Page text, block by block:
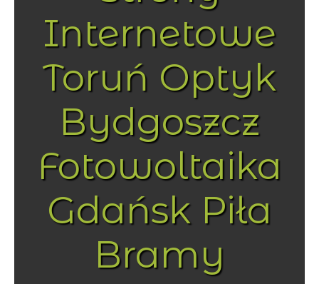
Internetowe
Toruń Optyk
Bydgoszcz
Fotowoltaika
Gdańsk Piła
Bramy